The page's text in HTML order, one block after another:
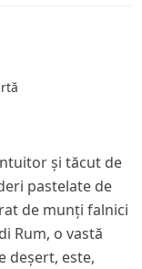
și tăcut de
pastelate de
de munți falnici
Rum, o vastă
deșert, este,